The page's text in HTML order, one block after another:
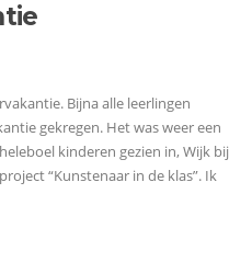
Bijna alle leerlingen
gekregen. Het was weer een
kinderen gezien in, Wijk bij
“Kunstenaar in de klas”. Ik